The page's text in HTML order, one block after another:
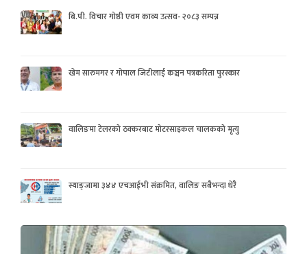
बि.पी. विचार गोष्ठी एवम काव्य उत्सव- २०८३ सम्पन्न
खेम सारुमगर र गोपाल जिटीलाई कञ्चन पत्रकरिता पुरस्कार
वालिङमा टेलरको ठक्करबाट मोटरसाइकल चालकको मृत्यु
स्याङ्जामा ३४४ एचआईभी संक्रमित, वालिङ सबैभन्दा धेरै